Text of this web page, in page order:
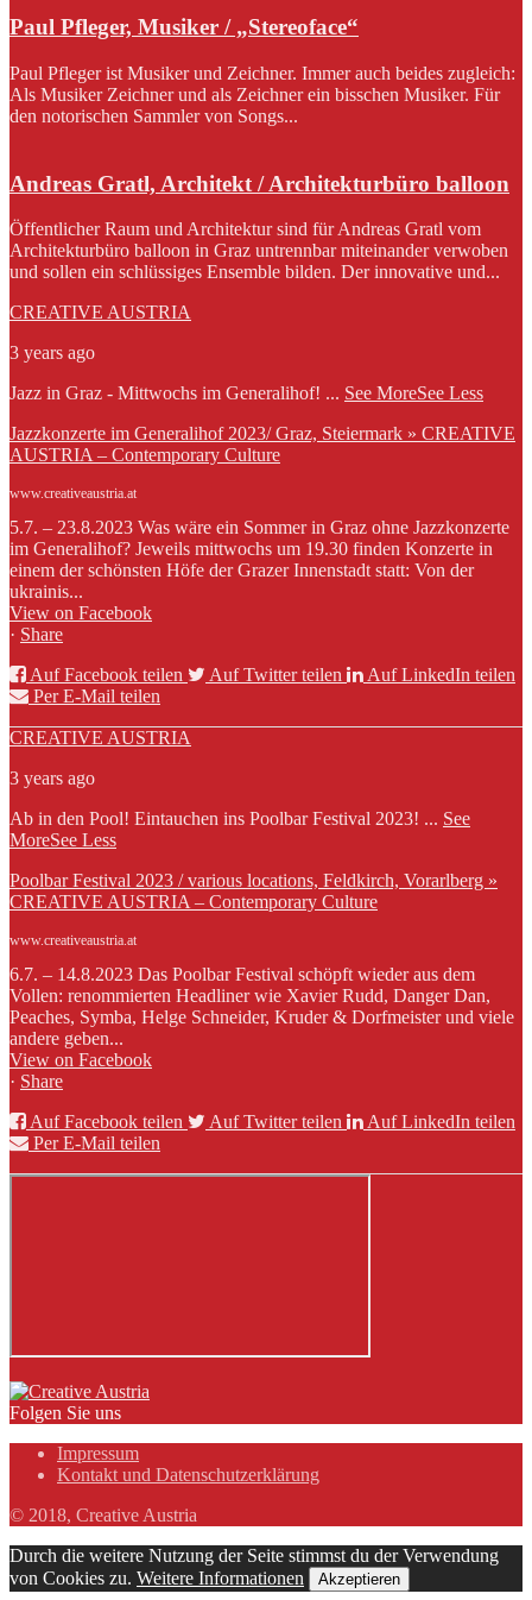
Paul Pfleger, Musiker / „Stereoface“
Paul Pfleger ist Musiker und Zeichner. Immer auch beides zugleich:
Als Musiker Zeichner und als Zeichner ein bisschen Musiker. Für
den notorischen Sammler von Songs...
Andreas Gratl, Architekt / Architekturbüro balloon
Öffentlicher Raum und Architektur sind für Andreas Gratl vom
Architekturbüro balloon in Graz untrennbar miteinander verwoben
und sollen ein schlüssiges Ensemble bilden. Der innovative und...
CREATIVE AUSTRIA
3 years ago
Jazz in Graz - Mittwochs im Generalihof! ... See MoreSee Less
Jazzkonzerte im Generalihof 2023/ Graz, Steiermark » CREATIVE
AUSTRIA – Contemporary Culture
www.creativeaustria.at
5.7. – 23.8.2023 Was wäre ein Sommer in Graz ohne Jazzkonzerte
im Generalihof? Jeweils mittwochs um 19.30 finden Konzerte in
einem der schönsten Höfe der Grazer Innenstadt statt: Von der
ukrainis...
View on Facebook
· Share
Auf Facebook teilen
Auf Twitter teilen
Auf LinkedIn teilen
Per E-Mail teilen
CREATIVE AUSTRIA
3 years ago
Ab in den Pool! Eintauchen ins Poolbar Festival 2023! ... See
MoreSee Less
Poolbar Festival 2023 / various locations, Feldkirch, Vorarlberg »
CREATIVE AUSTRIA – Contemporary Culture
www.creativeaustria.at
6.7. – 14.8.2023 Das Poolbar Festival schöpft wieder aus dem
Vollen: renommierten Headliner wie Xavier Rudd, Danger Dan,
Peaches, Symba, Helge Schneider, Kruder & Dorfmeister und viele
andere geben...
View on Facebook
· Share
Auf Facebook teilen
Auf Twitter teilen
Auf LinkedIn teilen
Per E-Mail teilen
Folgen Sie uns
Impressum
Kontakt und Datenschutzerklärung
© 2018, Creative Austria
Durch die weitere Nutzung der Seite stimmst du der Verwendung
von Cookies zu. Weitere Informationen Akzeptieren